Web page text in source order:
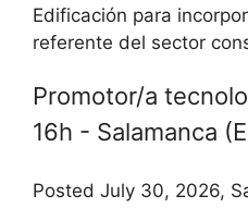
Edificación para
referente del sector
Promotor/a
16h - Salamanca
Posted July 30, 2026,